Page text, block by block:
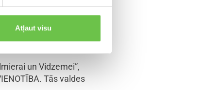
Atļaut visupar biedru
ir ap 2200 cilvēkiem.
un Vidzemei”,
Tās valdes